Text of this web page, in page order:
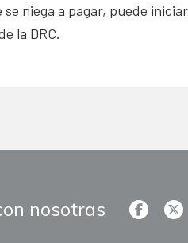
niega a pagar, puede
la DRC.
nosotras